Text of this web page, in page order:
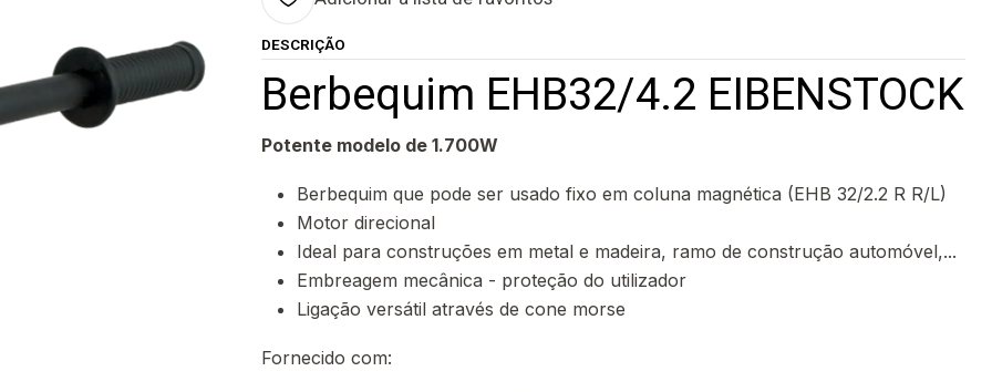
DESCRIÇÃO
Berbequim EHB32/4.2 EIBENSTOCK
Potente modelo de 1.700W
Berbequim que pode ser usado fixo em coluna magnética (EHB 32/2.2 R R/L)
Motor direcional
Ideal para construções em metal e madeira, ramo de construção automóvel,...
Embreagem mecânica - proteção do utilizador
Ligação versátil através de cone morse
Fornecido com: